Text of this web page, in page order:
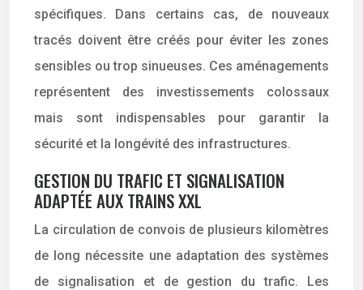
spécifiques. Dans certains cas, de nouveaux
tracés doivent être créés pour éviter les zones
sensibles ou trop sinueuses. Ces aménagements
représentent des investissements colossaux
mais sont indispensables pour garantir la
sécurité et la longévité des infrastructures.
GESTION DU TRAFIC ET SIGNALISATION
ADAPTÉE AUX TRAINS XXL
La circulation de convois de plusieurs kilomètres
de long nécessite une adaptation des systèmes
de signalisation et de gestion du trafic. Les